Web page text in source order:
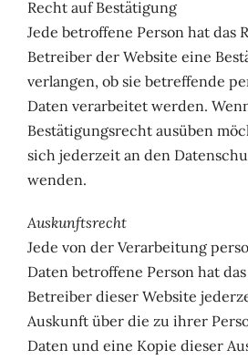
Recht auf Bestätigung
Jede betroffene Person hat das
Betreiber der Website eine
verlangen, ob sie betreffende
Daten verarbeitet werden.
Bestätigungsrecht ausüben
sich jederzeit an den
wenden.
Auskunftsrecht
Jede von der Verarbeitung
Daten betroffene Person hat
Betreiber dieser Website
Auskunft über die zu ihrer
Daten und eine Kopie dieser